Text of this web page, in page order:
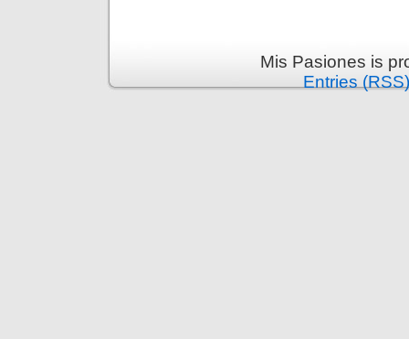
Mis Pasiones is
Entries (RSS)